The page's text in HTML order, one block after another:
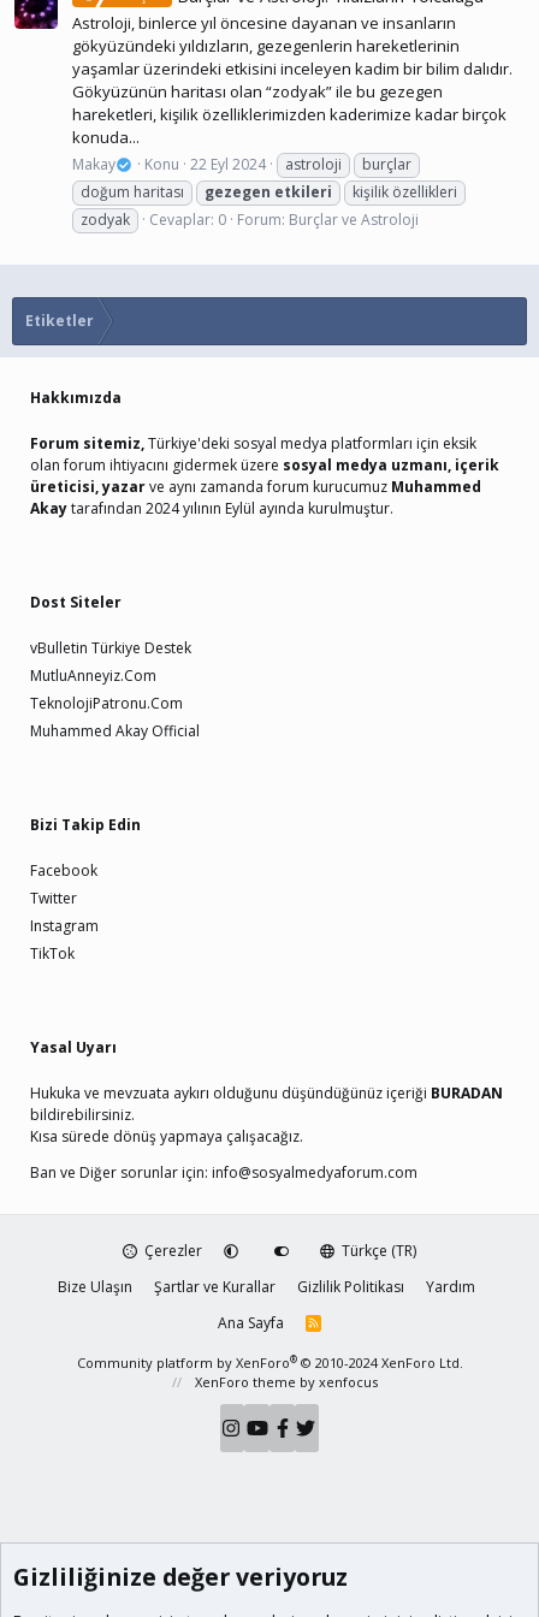
Astroloji, binlerce yıl öncesine dayanan ve insanların
gökyüzündeki yıldızların, gezegenlerin hareketlerinin
yaşamlar üzerindeki etkisini inceleyen kadim bir bilim dalıdır.
Gökyüzünün haritası olan “zodyak” ile bu gezegen
hareketleri, kişilik özelliklerimizden kaderimize kadar birçok
konuda...
Makay Konu 22 Eyl 2024 astroloji
burçlar
doğum haritası
gezegen etkileri
kişilik özellikleri
zodyak
Cevaplar: 0 Forum: Burçlar ve Astroloji
Etiketler
Hakkımızda
Forum sitemiz,Türkiye'deki sosyal medya platformları için eksik
olan forum ihtiyacını gidermek üzere sosyal medya uzmanı, içerik
üreticisi, yazarve aynı zamanda forum kurucumuz Muhammed
Akaytarafından 2024 yılının Eylül ayında kurulmuştur.
Dost Siteler
vBulletin Türkiye Destek
MutluAnneyiz.Com
TeknolojiPatronu.Com
Muhammed Akay Official
Bizi Takip Edin
Facebook
Twitter
Instagram
TikTok
Yasal Uyarı
Hukuka ve mevzuata aykırı olduğunu düşündüğünüz içeriği BURADAN
bildirebilirsiniz.
Kısa sürede dönüş yapmaya çalışacağız.
Ban ve Diğer sorunlar için: info@sosyalmedyaforum.com
Çerezler
Türkçe (TR)
Bize Ulaşın
Şartlar ve Kurallar Gizlilik Politikası
Yardım
Ana Sayfa
R
S
Community platform by XenForo® © 2010-2024 XenForo Ltd.
XenForo theme by xenfocus
Gizliliğinize değer veriyoruz